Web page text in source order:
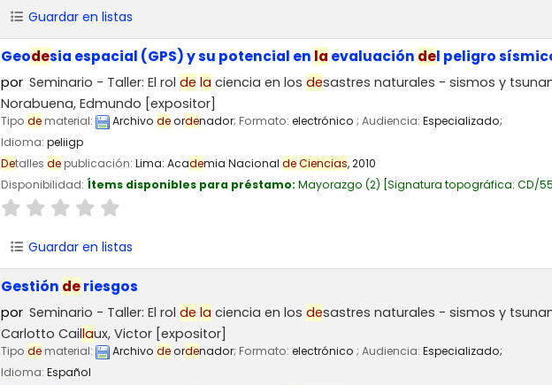
Guardar en listas
Geodesia espacial (GPS) y su potencial en la evaluación del peligro
por Seminario - Taller: El rolde la ciencia en losdesastres naturales - sismos y
Norabuena, Edmundo [expositor]
Tipo dematerial: Archivo deordenador; Formato: electrónico ; Audiencia: Especializado;
Idioma: peliigp
Detalles depublicación: Lima: Academia Nacional deCiencias,2010
Disponibilidad: Ítems disponibles para préstamo: Mayorazgo (2) Signatura topográfica: CD/
Guardar en listas
Gestión deriesgos
por Seminario - Taller: El rolde la ciencia en losdesastres naturales - sismos y
Carlotto Caillaux, Victor [expositor]
Tipo de material: Archivo deordenador; Formato: electrónico ; Audiencia: Especializado;
Idioma: Español